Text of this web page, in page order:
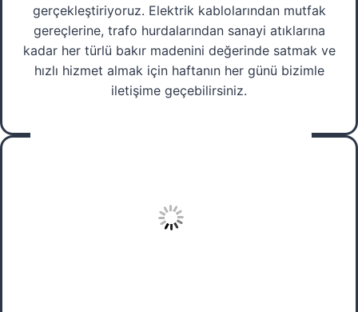
gerçekleştiriyoruz. Elektrik kablolarından mutfak
gereçlerine, trafo hurdalarından sanayi atıklarına
kadar her türlü bakır madenini değerinde satmak ve
hızlı hizmet almak için haftanın her günü bizimle
iletişime geçebilirsiniz.